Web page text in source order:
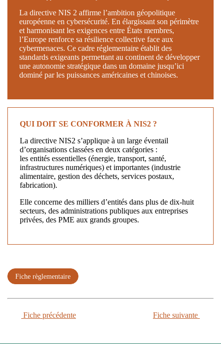
La directive NIS 2 affirme l’ambition géopolitique
européenne en cybersécurité. En élargissant son périmètre
et harmonisant les exigences entre États membres,
l’Europe renforce sa résilience collective face aux
cybermenaces. Ce cadre réglementaire établit des
standards exigeants permettant au continent de développer
une autonomie stratégique dans un domaine jusqu’ici
dominé par les puissances américaines et chinoises.
QUI DOIT SE CONFORMER À NIS2 ?
La directive NIS2 s’applique à un large éventail
d’organisations classées en deux catégories :
les entités essentielles (énergie, transport, santé,
infrastructures numériques) et importantes (industrie
alimentaire, gestion des déchets, services postaux,
fabrication).
Elle concerne des milliers d’entités dans plus de dix-huit
secteurs, des administrations publiques aux entreprises
privées, des PME aux grands groupes.
Fiche règlementaire
Fiche précédente Fiche suivante